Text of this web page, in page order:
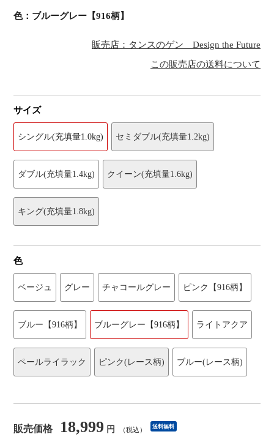
色：ブルーグレー【916柄】
販売店：タンスのゲン Design the Future
この販売店の送料について
サイズ
シングル(充填量1.0kg) セミダブル(充填量1.2kg)
ダブル(充填量1.4kg) クイーン(充填量1.6kg)
キング(充填量1.8kg)
色
ベージュ グレー チャコールグレー ピンク【916柄】
ブルー【916柄】 ブルーグレー【916柄】 ライトアクア
ペールライラック ピンク(レース柄) ブルー(レース柄)
販売価格 18,999 円 （税込） 送料無料